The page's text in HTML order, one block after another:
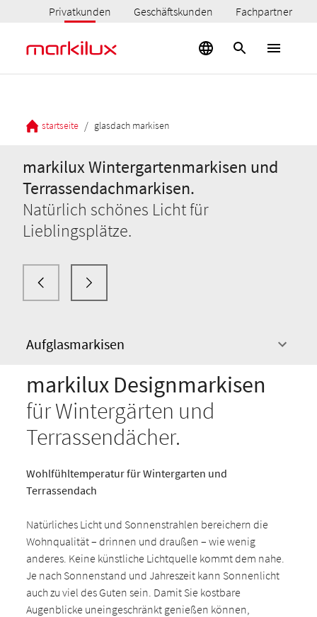
Privatkunden Geschäftskunden Fachpartner
startseite / glasdach markisen
markilux Wintergartenmarkisen und
Terrassendachmarkisen.
Natürlich schönes Licht für
Lieblingsplätze.
markilux Wintergartenmarkisen und
Aufglasmarkisen
markilux Designmarkisen
für Wintergärten und
Terrassendächer.
Wohlfühltemperatur für Wintergarten und
Terrassendach
Natürliches Licht und Sonnenstrahlen bereichern die
Wohnqualität – drinnen und draußen – wie wenig
anderes. Keine künstliche Lichtquelle kommt dem nahe.
Je nach Sonnenstand und Jahreszeit kann Sonnenlicht
auch zu viel des Guten sein. Damit Sie kostbare
Augenblicke uneingeschränkt genießen können,